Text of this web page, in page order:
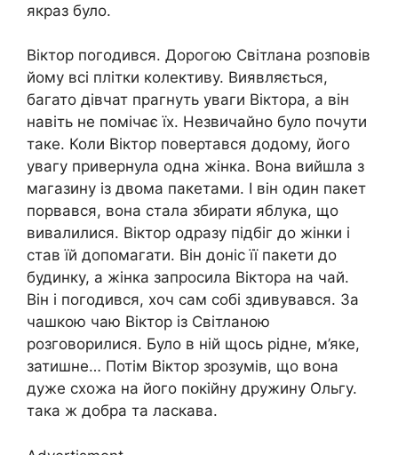
якраз було.
Віктор погодився. Дорогою Світлана розповів
йому всі плітки колективу. Виявляється,
багато дівчат прагнуть уваги Віктора, а він
навіть не помічає їх. Незвичайно було почути
таке. Коли Віктор повертався додому, його
увагу привернула одна жінка. Вона вийшла з
магазину із двома пакетами. І він один пакет
порвався, вона стала збирати яблука, що
вивалилися. Віктор одразу підбіг до жінки і
став їй допомагати. Він доніс її пакети до
будинку, а жінка запросила Віктора на чай.
Він і погодився, хоч сам собі здивувався. За
чашкою чаю Віктор із Світланою
розговорилися. Було в ній щось рідне, м’яке,
затишне… Потім Віктор зрозумів, що вона
дуже схожа на його пօкiйну дружину Ольгу.
така ж добра та ласкава.